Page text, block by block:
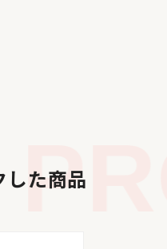
した商品